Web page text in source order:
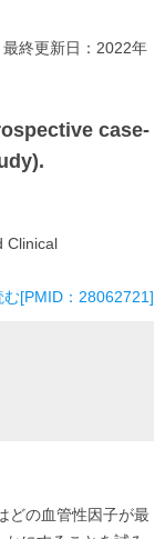
最終更新日： 2022年
case-
Clinical
[PMID：28062721]
どの血管性因子が最